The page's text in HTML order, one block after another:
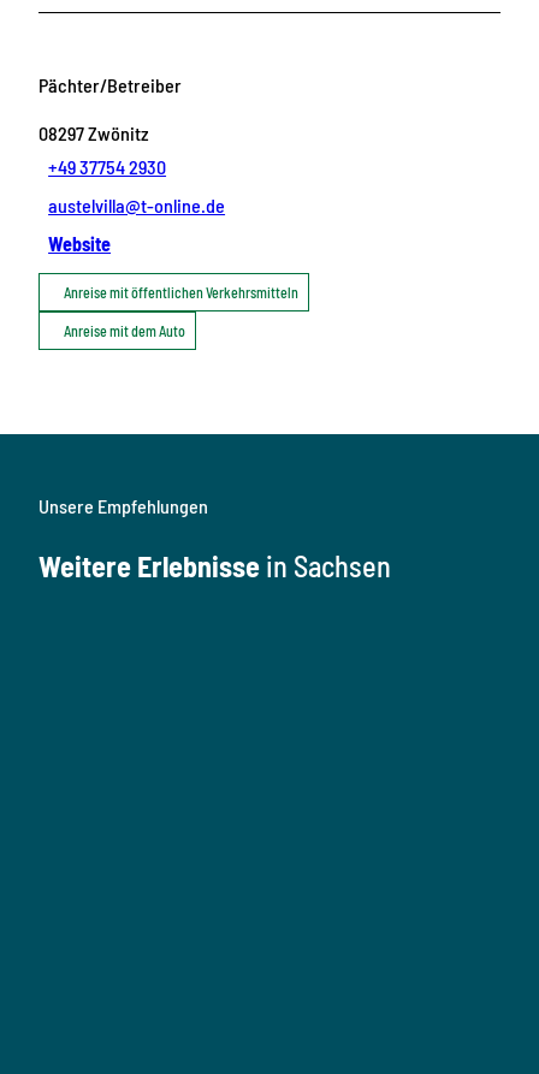
Pächter/Betreiber
08297Zwönitz
+49 37754 2930
austelvilla@t-online.de
Website
Anreise mit öffentlichen Verkehrsmitteln
Anreise mit dem Auto
Unsere Empfehlungen
Weitere Erlebnisse in Sachsen